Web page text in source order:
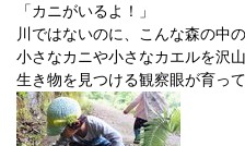
「カニがいるよ！」
川ではないのに、こんな森の中
小さなカニや小さなカエルを沢
生き物を見つける観察眼が育って